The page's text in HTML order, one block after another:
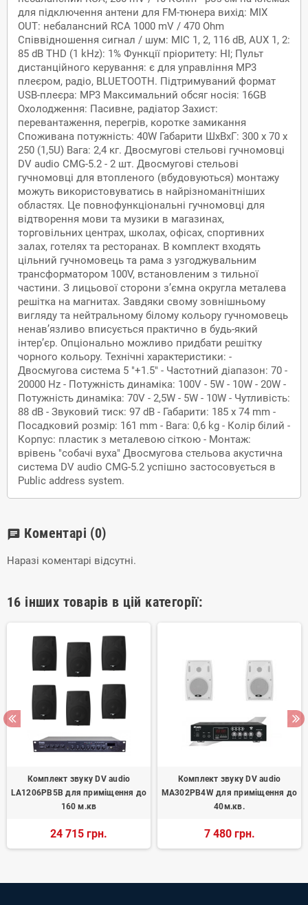
для підключення антени для FM-тюнера вихід: MIX
OUT: небалансний RCA 1000 mV / 470 Ohm
Співвідношення сигнал / шум: MIC 1, 2, 116 dB, AUX 1, 2:
85 dB THD (1 kHz): 1% Функції пріоритету: НІ; Пульт
дистанційного керування: є для управління MP3
плеєром, радіо, BLUETOOTH. Підтримуваний формат
USB-плеєра: MP3 Максимальний обсяг носія: 16GB
Охолодження: Пасивне, радіатор Захист:
перевантаження, перегрів, коротке замикання
Споживана потужність: 40W Габарити ШхВхГ: 300 х 70 х
250 (1,5U) Вага: 2,4 кг. Двосмугові стельові гучномовці
DV audio CMG-5.2 - 2 шт. Двосмугові стельові
гучномовці для втопленого (вбудовуються) монтажу
можуть використовуватись в найрізноманітніших
областях. Це повнофункціональні гучномовці для
відтворення мови та музики в магазинах,
торговільних центрах, школах, офісах, спортивних
залах, готелях та ресторанах. В комплект входять
цільний гучномовець та рама з узгоджувальним
трансформатором 100V, встановленим з тильної
частини. З лицьової сторони з’ємна округла металева
решітка на магнитах. Завдяки свому зовнішньому
вигляду та нейтральному білому кольору гучномовець
ненав’язливо вписується практично в будь-який
інтер’єр. Опціонально можливо придбати решітку
чорного кольору. Технічні характеристики: -
Двосмугова система 5 "+1.5" - Частотний діапазон: 70 -
20000 Hz - Потужність динаміка: 100V - 5W - 10W - 20W -
Потужність динаміка: 70V - 2,5W - 5W - 10W - Чутливість:
88 dB - Звуковий тиск: 97 dB - Габарити: 185 x 74 mm -
Посадковий розмір: 161 mm - Вага: 0,6 kg - Колір білий -
Корпус: пластик з металевою сіткою - Монтаж:
врівень "собачі вуха" Двосмугова стельова акустична
система DV audio CMG-5.2 успішно застосовується в
Public address system.
chat Коментарі (0)
Наразі коментарі відсутні.
16 інших товарів в цій категорії:
Комплект звуку DV audio
LA1206PB5B для приміщення до
160 м.кв
24 715 грн.
Комплект звуку DV audio
MA302PB4W для приміщення до
40м.кв.
7 480 грн.